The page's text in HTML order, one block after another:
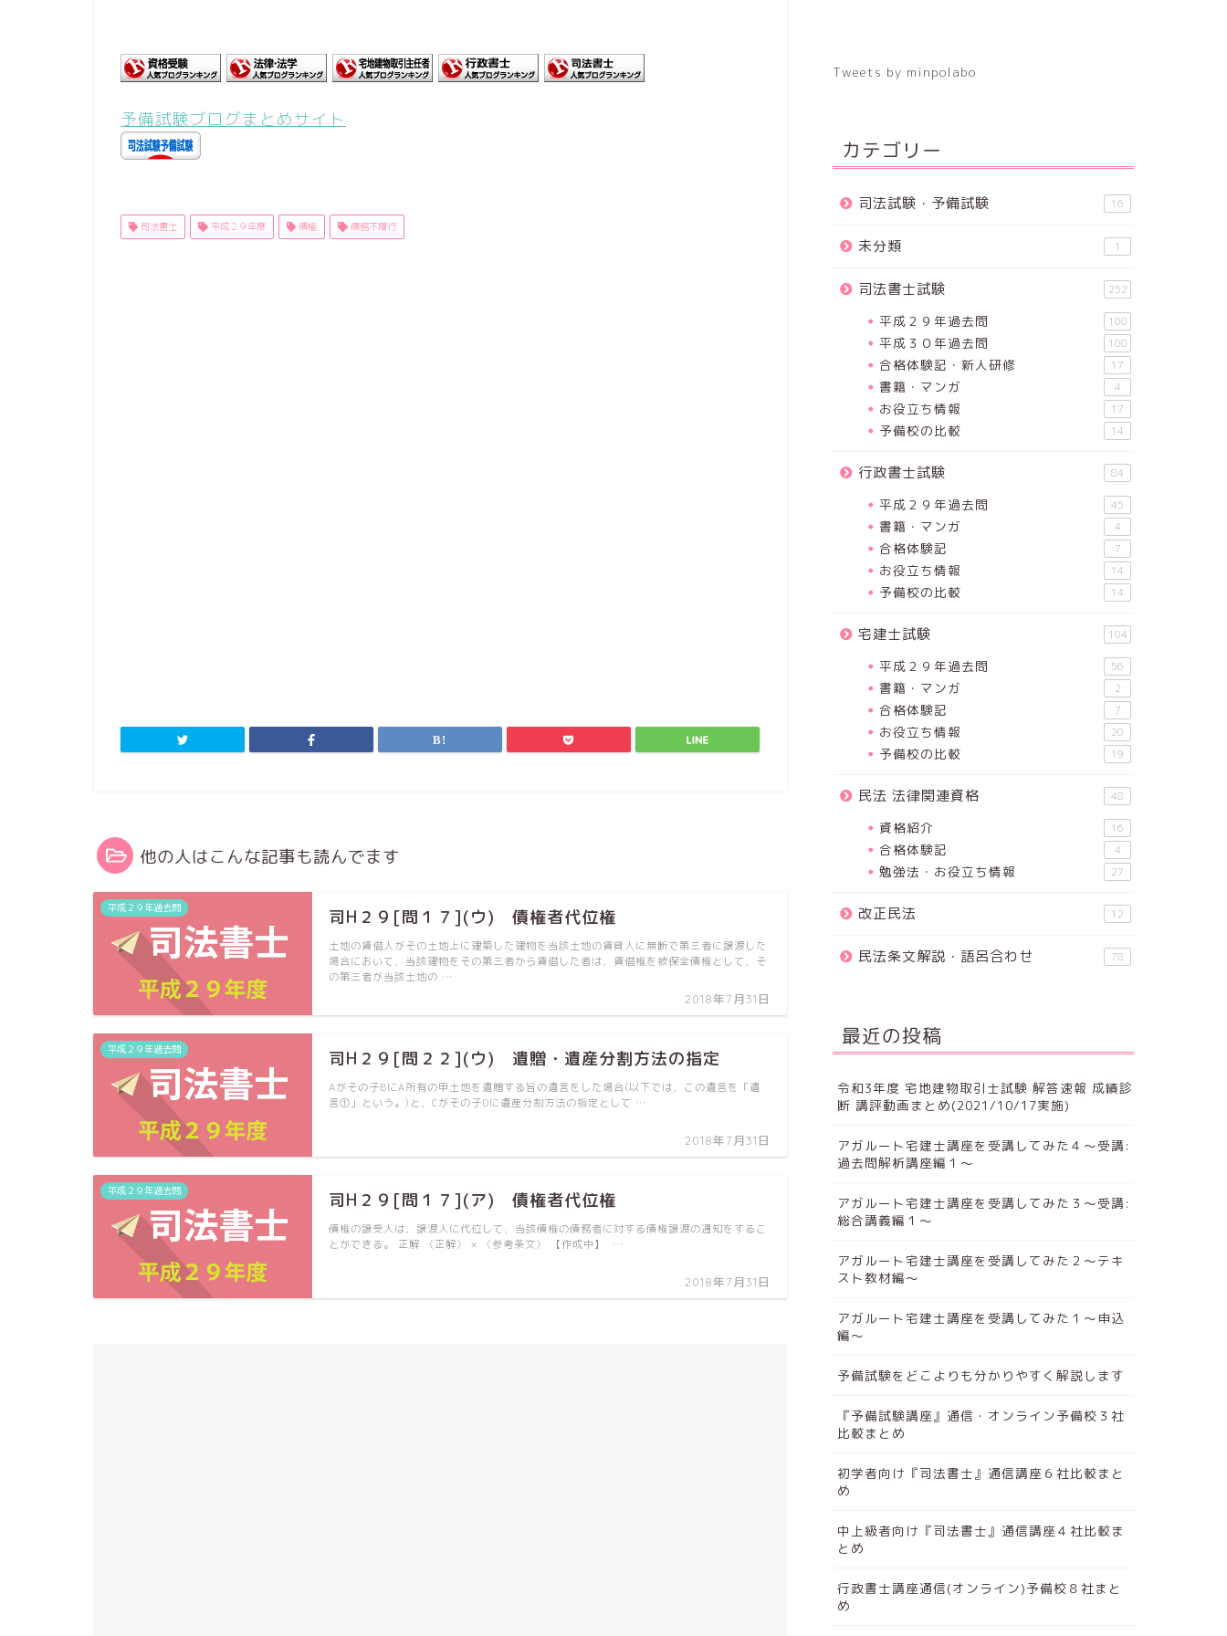
予備試験ブログまとめサイト
司法書士 平成２９年度 債権 債務不履行
他の人はこんな記事も読んでます
平成２９年過去問 司H２９[問１７](ウ) 債権者代位権
2018年7月31日
土地の賃借人がその土地上に建築した建物を当該土地の賃貸人に無断で第三者に譲渡した
場合において，当該建物をその第三者から賃借した者は，賃借権を被保全債権として，そ
の第三者が当該土地の …
平成２９年過去問 司H２９[問２２](ウ) 遺贈・遺産分割方法の指定
2018年7月31日
Aがその子BにA所有の甲土地を遺贈する旨の遺言をした場合(以下では，この遺言を「遺
言①」という。)と，Cがその子Dに遺産分割方法の指定として …
平成２９年過去問 司H２９[問１７](ア) 債権者代位権
2018年7月31日
債権の譲受人は，譲渡人に代位して，当該債権の債務者に対する債権譲渡の通知をするこ
とができる。 正解 〈正解〉 × 〈参考条文〉 【作成中】 …
Tweets by minpolabo
カテゴリー
司法試験・予備試験 16
未分類 1
司法書士試験 252
平成２９年過去問 100
平成３０年過去問 100
合格体験記・新人研修 17
書籍・マンガ 4
お役立ち情報 17
予備校の比較 14
行政書士試験 84
平成２９年過去問 45
書籍・マンガ 4
合格体験記 7
お役立ち情報 14
予備校の比較 14
宅建士試験 104
平成２９年過去問 56
書籍・マンガ 2
合格体験記 7
お役立ち情報 20
予備校の比較 19
民法 法律関連資格 48
資格紹介 16
合格体験記 4
勉強法・お役立ち情報 27
改正民法 12
民法条文解説・語呂合わせ 78
最近の投稿
令和3年度 宅地建物取引士試験 解答速報 成績診
断 講評動画まとめ(2021/10/17実施)
アガルート宅建士講座を受講してみた４～受講:
過去問解析講座編１～
アガルート宅建士講座を受講してみた３～受講:
総合講義編１～
アガルート宅建士講座を受講してみた２～テキ
スト教材編～
アガルート宅建士講座を受講してみた１～申込
編～
予備試験をどこよりも分かりやすく解説します
『予備試験講座』通信・オンライン予備校３社
比較まとめ
初学者向け『司法書士』通信講座６社比較まと
め
中上級者向け『司法書士』通信講座４社比較ま
とめ
行政書士講座通信(オンライン)予備校８社まと
め